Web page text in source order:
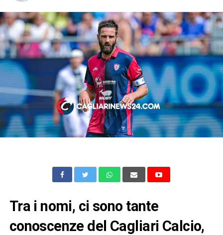
Tra i nomi, ci sono tante
conoscenze del Cagliari Calcio,